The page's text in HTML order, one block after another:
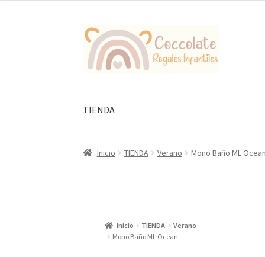
Ir
la
Ir
al
contenido
TIENDA
Inicio TIENDA Verano Mono Baño ML
Inicio TIENDA
Verano
Mono Baño ML Ocean
34,95 €.27,96 €.